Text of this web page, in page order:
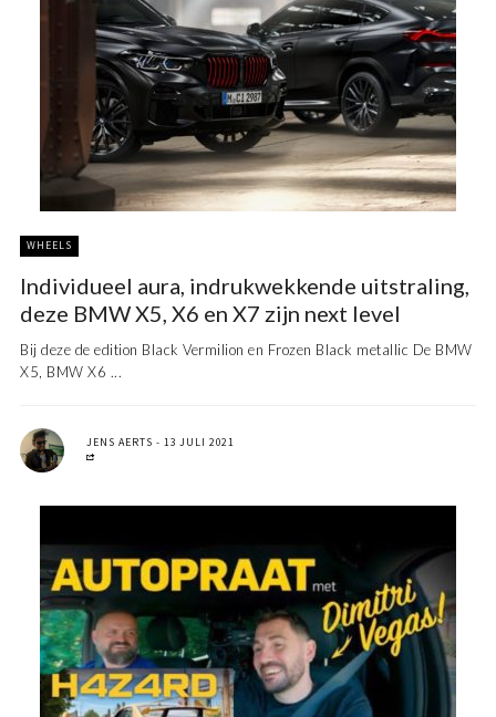
WHEELS
Individueel aura, indrukwekkende uitstraling,
deze BMW X5, X6 en X7 zijn next level
Bij deze de edition Black Vermilion en Frozen Black metallic De BMW
X5, BMW X6 ...
JENS AERTS 13 JULI 2021